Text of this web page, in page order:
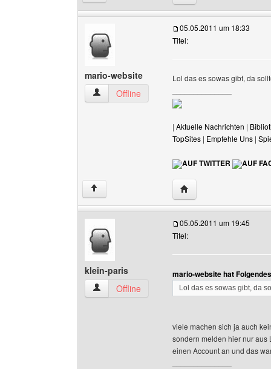
mario-website
mario-website Benutzer-Profile anzeigen
Offline
05.05.2011 um 18:33
Titel:
Lol das es sowas gibt, da
| Aktuelle Nachrichten |
TopSites | Empfehle Uns |
AUF TWITTER AUF
↑ Website dieses
klein-paris
klein-paris Benutzer-Profile anzeigen
Offline
05.05.2011 um 19:45
Titel:
mario-website hat
Lol das es sowas gibt, da
viele machen sich ja auch
sondern melden hier nur aus
einen Account an und das